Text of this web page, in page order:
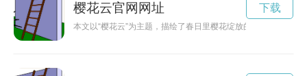
樱花云官网网址
本文以“樱花云”为主题，描绘了春日里樱花绽放的美丽场景，
下载